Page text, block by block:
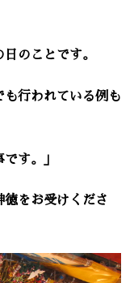
のことです。
も行われている例も
す。」
をお受けくださ